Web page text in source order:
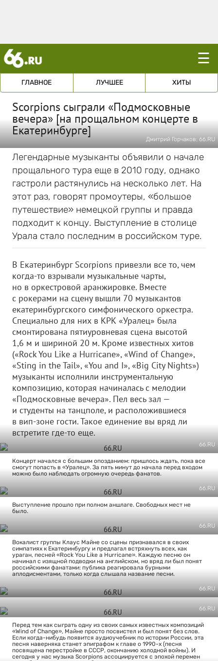
☰
ГЛАВНОЕ ЛУЧШЕЕ ХИТЫ
Scorpions сыграли «Подмосковные
вечера» [на прощальном концерте в
Екатеринбурге]
Дмитрий Горчаков; 66.RU
Легендарные музыканты объявили о начале
прощального тура еще в 2010 году, однако
гастроли растянулись на несколько лет. На
этот раз, говорят промоутеры, «большое
путешествие» немецкой группы и правда
подходит к концу. Выступление в столице
Урала стало последним в российском туре.
В Екатеринбург Scorpions привезли все то, чем
когда-то взрывали музыкальные чарты,
но в оркестровой аранжировке. Вместе
с рокерами на сцену вышли 70 музыкантов
екатеринбургского симфонического оркестра.
Специально для них в КРК «Уралец» была
смонтирована пятиуровневая сцена высотой
1,6 м и шириной 20 м. Кроме известных хитов
(«Rock You Like a Hurricane», «Wind of Change»,
«Sting in the Tail», «You and I», «Big City Nights»)
музыканты исполнили инструментальную
композицию, которая начиналась с мелодии
«Подмосковные вечера». Пел весь зал —
и студенты на танцполе, и расположившиеся
в вип-зоне гости. Такое единение вы вряд ли
встретите где-то еще.
66.RU
Концерт начался с большим опозданием: пришлось ждать, пока все
смогут попасть в «Уралец». За пять минут до начала перед входом
можно было наблюдать огромную очередь фанатов.
66.RU
Выступление прошло при полном аншлаге. Свободных мест не
было.
66.RU
Вокалист группы Клаус Майне со сцены признавался в своих
симпатиях к Екатеринбургу и предлагал встряхнуть всех, как
ураган, песней «Rock You Like a Hurricane». Каждую песню он
начинал с изящной подводки на английском, но вряд ли был понят
российскими фанатами: публика реагировала бурными
аплодисментами, только когда слышала название песни.
66.RU
66.RU
Перед тем как сыграть одну из своих самых известных композиций
«Wind of Change», Майне просто посвистел и был понят без слов.
Если когда-нибудь появится аудиоучебник по истории России, эта
песня наверняка станет эпиграфом к главе о 1990-х (песня
посвящена перестройке в СССР, окончанию холодной войны). И
сегодня у нас музыка Scorpions ассоциируется с эпохой перемен